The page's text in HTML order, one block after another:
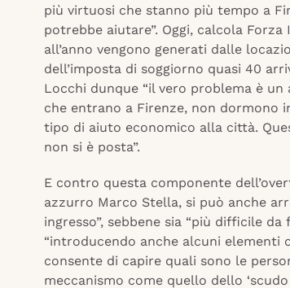
più virtuosi che stanno più tempo a
potrebbe aiutare”. Oggi, calcola
all’anno vengono generati dalle
dell’imposta di soggiorno quasi 40
Locchi dunque “il vero problema è
che entrano a Firenze, non dormono
tipo di aiuto economico alla città.
non si è posta”.
E contro questa componente
azzurro Marco Stella, si può anche
ingresso”, sebbene sia “più difficile
“introducendo anche alcuni elementi
consente di capire quali sono le
meccanismo come quello dello